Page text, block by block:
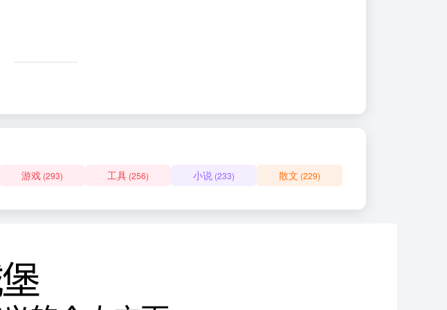
游戏(293) 工具(256) 小说(233) 散文 (229)